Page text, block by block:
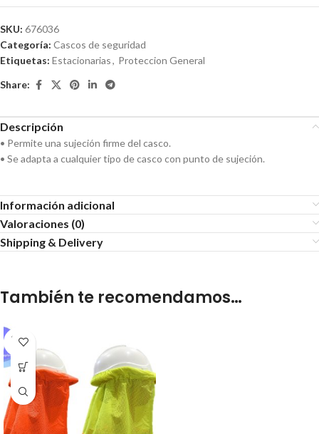
SKU: 676036
Categoría: Cascos de seguridad
Etiquetas: Estacionarias, Proteccion General
Share:
Descripción
• Permite una sujeción firme del casco.
• Se adapta a cualquier tipo de casco con punto de sujeción.
Información adicional
Valoraciones (0)
Shipping & Delivery
También te recomendamos…
SOLD
OUT